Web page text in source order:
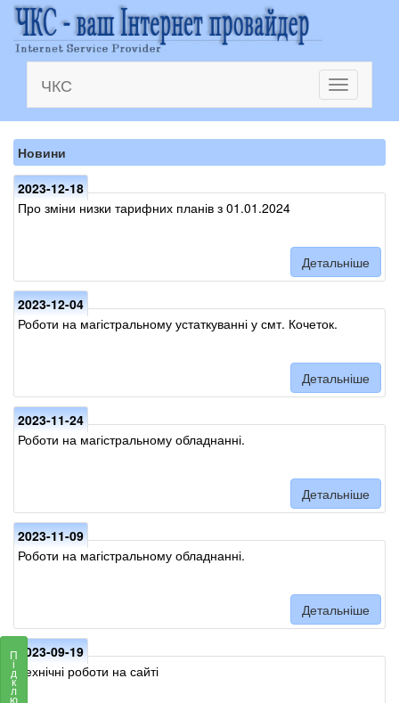
Toggle
navigation
ЧКС
Новини
2023-12-18
Про зміни низки тарифних планів з 01.01.2024
Детальніше
2023-12-04
Роботи на магістральному устаткуванні у смт. Кочеток.
Детальніше
2023-11-24
Роботи на магістральному обладнанні.
Детальніше
2023-11-09
Роботи на магістральному обладнанні.
Детальніше
2023-09-19
Технічні роботи на сайті
П
і
д
к
л
ю